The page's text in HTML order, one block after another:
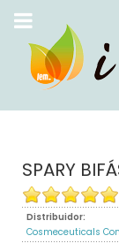
SPARY
Distribuidor:
Cosmeceuticals